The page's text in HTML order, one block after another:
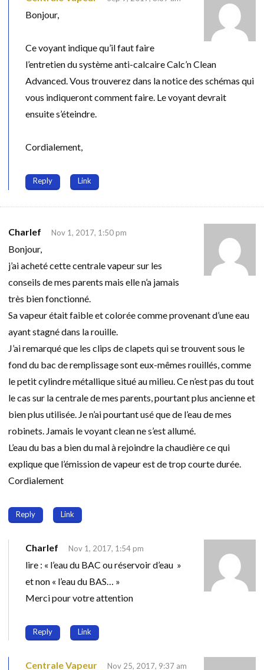
Bonjour,
Ce voyant indique qu’il faut faire
l’entretien du système anti-calcaire Calc’n Clean
Advanced. Vous trouverez dans la notice des schémas qui
vous indiqueront comment faire. Le voyant devrait
ensuite s’éteindre.
Cordialement,
Reply Link
Charlef Nov 1, 2017, 1:50 pm
Bonjour,
j’ai acheté cette centrale vapeur sur les
conseils de mes parents mais elle n’a jamais
très bien fonctionné.
Sa vapeur était faible et colorée comme provenant d’une eau
ayant stagné dans la rouille.
J’ai remarqué que les clips de clapets qui se trouvent sous le
fond du bac de remplissage sont eux-mêmes rouillés, comme
le petit cylindre métallique situé au milieu. Ce n’est pas du tout
le cas sur la centrale de mes parents, pourtant plus ancienne et
bien plus utilisée. Je n’ai pourtant usé que de l’eau de mes
robinets. Jamais le voyant clean ne s’est allumé.
L’eau du bas a bien du mal à rejoindre la chaudière ce qui
explique que l’émission de vapeur est de trop courte durée.
Cordialement
Reply Link
Charlef Nov 1, 2017, 1:54 pm
lire : « l’eau du BAC ou réservoir d’eau »
et non « l’eau du BAS… »
Merci pour votre attention
Reply Link
Centrale Vapeur Nov 25, 2017, 9:37 am